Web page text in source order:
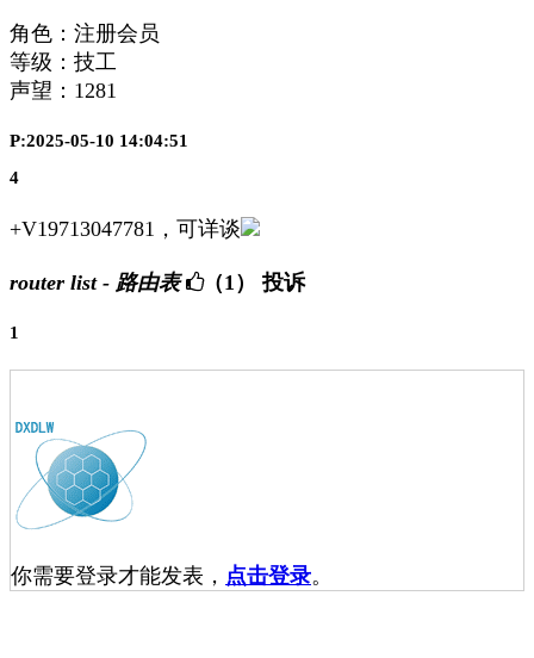
角色：注册会员
等级：技工
声望： 1281
P:2025-05-10 14:04:51
4
+V19713047781，可详谈
router list - 路由表 （1） 投诉
1
你需要登录才能发表， 点击登录。